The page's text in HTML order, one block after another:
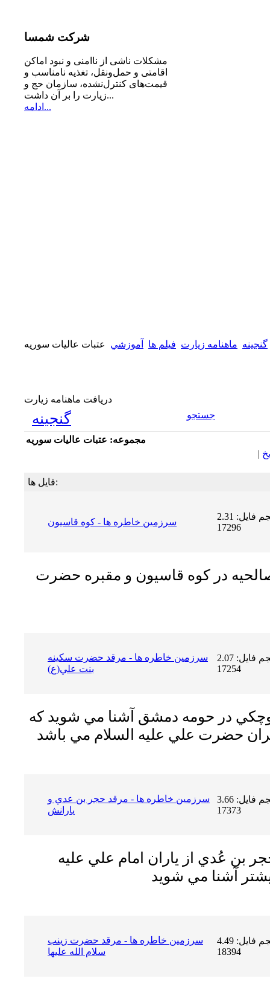
شرکت شمسا
مشكلات ناشی از ناامنی و نبود اماكن
اقامتی و حمل‌ونقل، تغذیه‌ نامناسب و
قیمت‌های كنترل‌نشده، سازمان حج و
زیارت را بر آن داشت...
ادامه...
گنجینه ماهنامه زیارت فيلم ها آموزشي عتبات عاليات سوريه
دریافت ماهنامه زیارت
گنجینه جستجو
مجموعه: عتبات عاليات سوريه
|
فایل ها:
سرزمين خاطره ها - كوه قاسيون
حجم فایل: 2.31 MB | دریافت ها:
17296
صالحيه در كوه قاسيون و مقبره حضرت
سرزمين خاطره ها - مرقد حضرت سكينه
بنت علي(ع)
حجم فایل: 2.07 MB | دریافت ها:
17254
در حومه دمشق آشنا مي شويد كه
سرزمين خاطره ها - مرقد حجر بن عدي و
يارانش
حجم فایل: 3.66 MB | دریافت ها:
17373
بن عُدي از ياران امام علي عليه
سرزمين خاطره ها - مرقد حضرت زينب
سلام الله عليها
حجم فایل: 4.49 MB | دریافت ها:
18394